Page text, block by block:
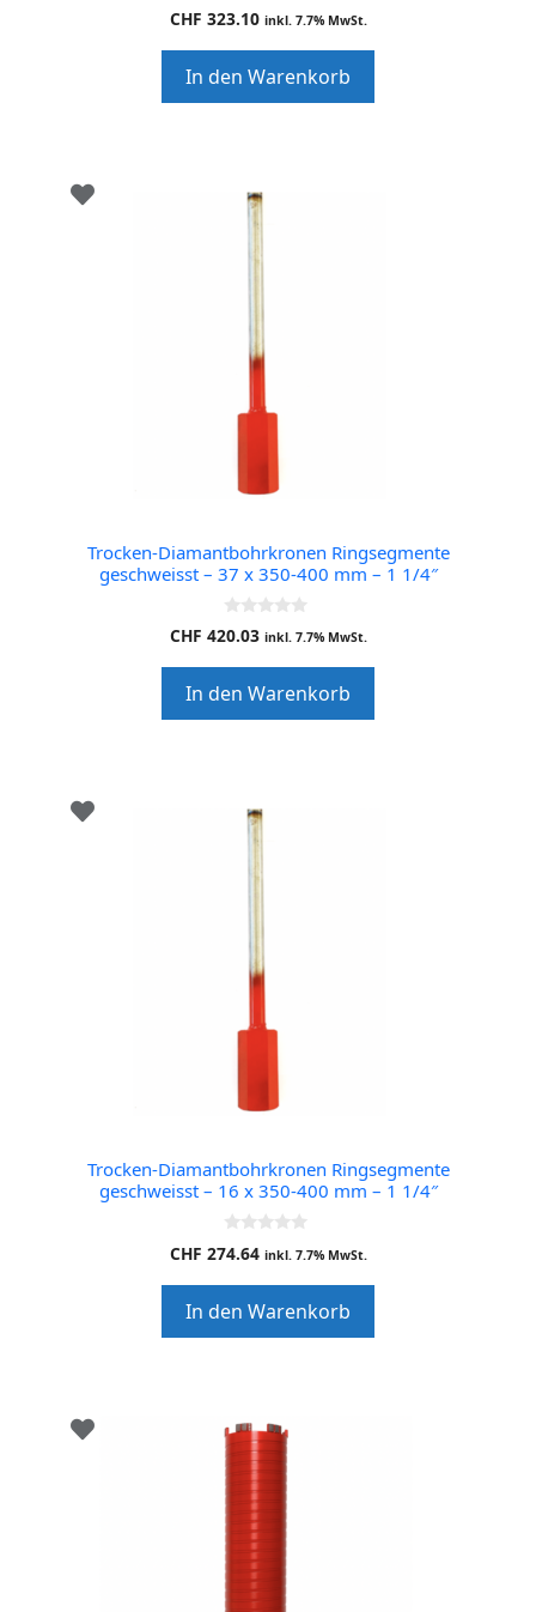
0
o
o
f
5
CHF 323.10 inkl. 7.7% MwSt.
In den Warenkorb
Trocken-Diamantbohrkronen Ringsegmente
geschweisst – 37 x 350-400 mm – 1 1/4″
0
o
o
f
5
CHF 420.03 inkl. 7.7% MwSt.
In den Warenkorb
Trocken-Diamantbohrkronen Ringsegmente
geschweisst – 16 x 350-400 mm – 1 1/4″
0
o
o
f
5
CHF 274.64 inkl. 7.7% MwSt.
In den Warenkorb